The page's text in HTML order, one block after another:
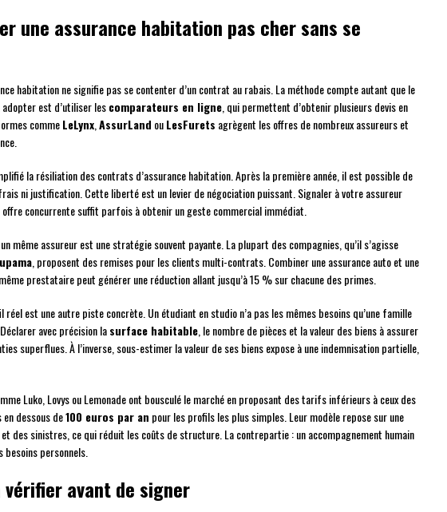
une assurance habitation pas cher sans se
habitation ne signifie pas se contenter d’un contrat au rabais. La méthode compte autant que le
est d’utiliser lescomparateurs en ligne , qui permettent d’obtenir plusieurs devis en
commeLeLynx AssurLand ouLesFurets agrègent les offres de nombreux assureurs et
la résiliation des contrats d’assurance habitation. Après la première année, il est possible de
ni justification. Cette liberté est un levier de négociation puissant. Signaler à votre assureur
offre concurrente suffit parfois à obtenir un geste commercial immédiat.
même assureur est une stratégie souvent payante. La plupart des compagnies, qu’il s’agisse
, proposent des remises pour les clients multi-contrats. Combiner une assurance auto et une
prestataire peut générer une réduction allant jusqu’à 15 % sur chacune des primes.
est une autre piste concrète. Un étudiant en studio n’a pas les mêmes besoins qu’une famille
avec précision lasurface habitable , le nombre de pièces et la valeur des biens à assurer
superflues. À l’inverse, sous-estimer la valeur de ses biens expose à une indemnisation partielle,
Luko, Lovys ou Lemonade ont bousculé le marché en proposant des tarifs inférieurs à ceux des
dessous de100 euros par an pour les profils les plus simples. Leur modèle repose sur une
des sinistres, ce qui réduit les coûts de structure. La contrepartie : un accompagnement humain
besoins personnels.
avant de signer